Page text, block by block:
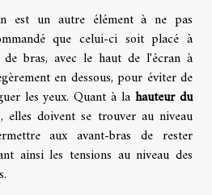
est un autre élément à ne pas
que celui-ci soit placé à
bras, avec le haut de l'écran à
en dessous, pour éviter de
les yeux. Quant à lahauteur du
doivent se trouver au niveau
aux avant-bras de rester
ainsi les tensions au niveau des